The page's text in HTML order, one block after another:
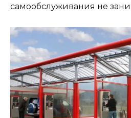
самообслуживания не